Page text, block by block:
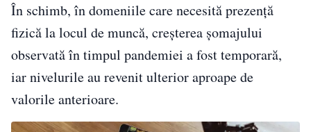
În schimb, în domeniile care necesită prezență
fizică la locul de muncă, creșterea șomajului
observată în timpul pandemiei a fost temporară,
iar nivelurile au revenit ulterior aproape de
valorile anterioare.